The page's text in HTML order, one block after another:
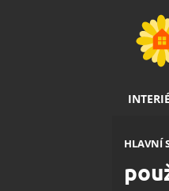
HLAVNÍ